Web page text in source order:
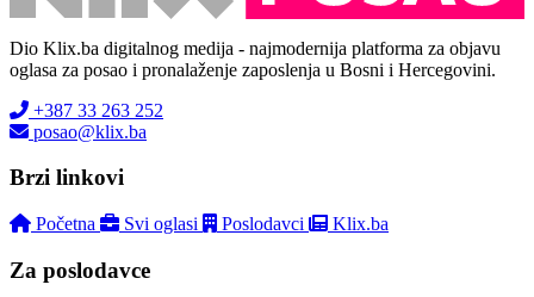
Dio Klix.ba digitalnog medija - najmodernija platforma za objavu
oglasa za posao i pronalaženje zaposlenja u Bosni i Hercegovini.
+387 33 263 252
posao@klix.ba
Brzi linkovi
Početna Svi oglasi Poslodavci Klix.ba
Za poslodavce